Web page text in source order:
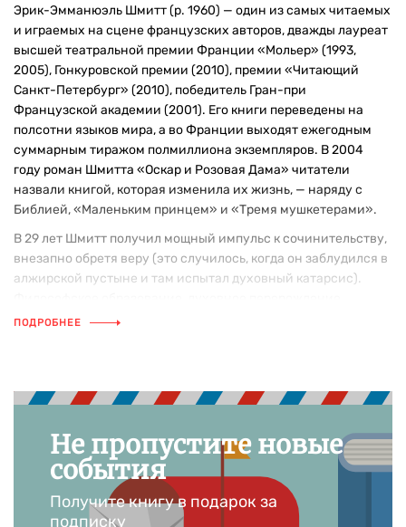
Эрик-Эмманюэль Шмитт (р. 1960) — один из самых читаемых
и играемых на сцене французских авторов, дважды лауреат
высшей театральной премии Франции «Мольер» (1993,
2005), Гонкуровской премии (2010), премии «Читающий
Санкт-Петербург» (2010), победитель Гран-при
Французской академии (2001). Его книги переведены на
полсотни языков мира, а во Франции выходят ежегодным
суммарным тиражом полмиллиона экземпляров. В 2004
году роман Шмитта «Оскар и Розовая Дама» читатели
назвали книгой, которая изменила их жизнь, — наряду с
Библией, «Маленьким принцем» и «Тремя мушкетерами».
В 29 лет Шмитт получил мощный импульс к сочинительству,
внезапно обретя веру (это случилось, когда он заблудился в
алжирской пустыне и там испытал духовный катарсис).
бесконечный гуманизм, талант к радости породили прозу и
задает себе и читателю, просты и фундаментальны: «Кто
мира и друг для друга?».
Поначалу Шмитт прославился своими пьесами, в числе
которых «Посетитель» (пьеса о встрече Зигмунда Фрейда с
Богом, который пришел на прием к психотерапевту, чтобы
ПОДРОБНЕЕ
Не пропустите новые
события
Получите книгу в подарок за
подписку